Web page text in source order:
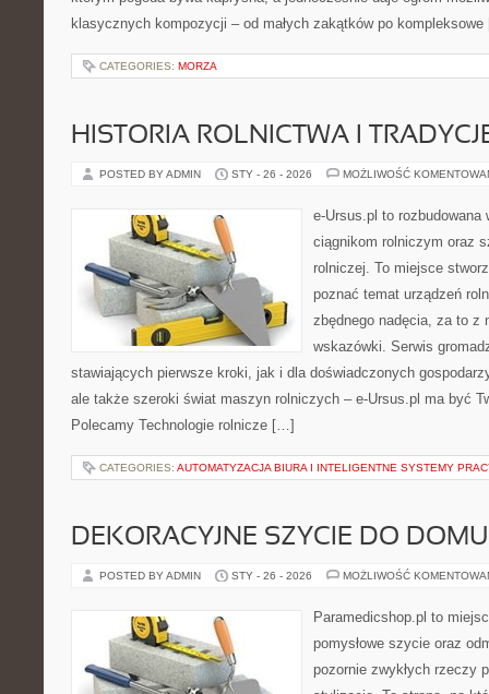
klasycznych kompozycji – od małych zakątków po
CATEGORIES: MORZA
HISTORIA ROLNICTWA I
POSTED BY ADMIN STY - 26 - 2026 MOŻLIWOŚĆ
e-Ursus.pl to rozbudowana
ciągnikom rolniczym oraz
rolniczej. To miejsce
poznać temat urządzeń
zbędnego nadęcia, za to z
wskazówki. Serwis
stawiających pierwsze kroki, jak i dla doświadczonych
ale także szeroki świat maszyn rolniczych – e-Ursus.pl ma być
Polecamy Technologie rolnicze […]
CATEGORIES: AUTOMATYZACJA BIURA I INTELIGENTNE SYSTEMY
DEKORACYJNE SZYCIE DO DOMU
POSTED BY ADMIN STY - 26 - 2026 MOŻLIWOŚĆ
Paramedicshop.pl to
pomysłowe szycie oraz
pozornie zwykłych rzeczy